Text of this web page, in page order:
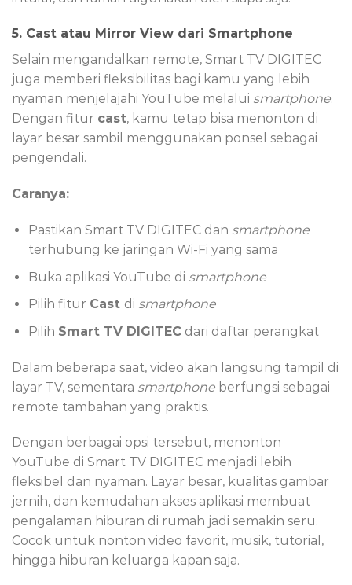
5. Cast atau Mirror View dari Smartphone
Selain mengandalkan remote, Smart TV DIGITEC
juga memberi fleksibilitas bagi kamu yang lebih
nyaman menjelajahi YouTube melalui smartphone.
Dengan fitur cast, kamu tetap bisa menonton di
layar besar sambil menggunakan ponsel sebagai
pengendali.
Caranya:
Pastikan Smart TV DIGITEC dan smartphone
terhubung ke jaringan Wi-Fi yang sama
Buka aplikasi YouTube di smartphone
Pilih fitur Cast di smartphone
Pilih Smart TV DIGITECdari daftar perangkat
Dalam beberapa saat, video akan langsung tampil di
layar TV, sementara smartphone berfungsi sebagai
remote tambahan yang praktis.
Dengan berbagai opsi tersebut, menonton
YouTube di Smart TV DIGITEC menjadi lebih
fleksibel dan nyaman. Layar besar, kualitas gambar
jernih, dan kemudahan akses aplikasi membuat
pengalaman hiburan di rumah jadi semakin seru.
Cocok untuk nonton video favorit, musik, tutorial,
hingga hiburan keluarga kapan saja.